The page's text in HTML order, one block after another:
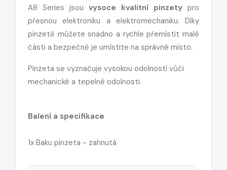
A8 Series jsou vysoce kvalitní pinzety pro
přesnou elektroniku a elektromechaniku. Díky
pinzetě můžete snadno a rychle přemístit malé
části a bezpečně je umístite na správné místo.
Pinzeta se vyznačuje vysokou odolností vůči
mechanické a tepelné odolnosti.
Balení a specifikace
1x Baku pinzeta - zahnutá